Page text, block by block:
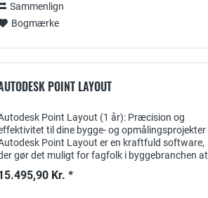
Sammenlign
Bogmærke
POINT LAYOUT
Point Layout (1 år): Præcision og
til dine bygge- og opmålingsprojekter
Point Layout er en kraftfuld software,
gør det muligt for fagfolk i byggebranchen at
Kr. *